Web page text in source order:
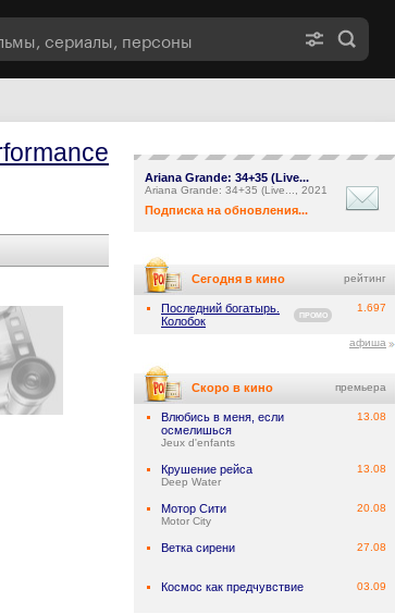
Ariana Grande: 34+35 (Live...
Ariana Grande: 34+35 (Live..., 2021
Подписка на обновления...
Сегодня в кино рейтинг
Последний богатырь.
Колобок
ПРОМО
1.697
афиша
Скоро в кино премьера
Влюбись в меня, если
осмелишься
Jeux d'enfants
13.08
Крушение рейса
Deep Water
13.08
Мотор Сити
Motor City
20.08
Ветка сирени 27.08
Космос как предчувствие 03.09